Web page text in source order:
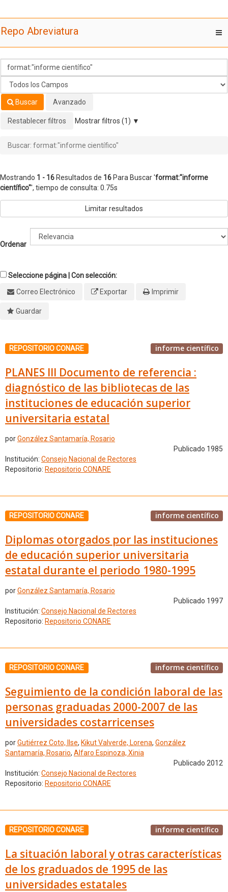
científico"'
Repo Abreviatura
Buscar Avanzado
Restablecer filtros Mostrar filtros (1)
Buscar: format:"informe científico"
Mostrando 1 - 16 Resultados de 16 Para Buscar 'format:"informe
científico"', tiempo de consulta: 0.75s
Limitar resultados
Ordenar
Seleccione página | Con selección:
Correo Electrónico
Exportar Imprimir
Guardar
REPOSITORIO CONARE informe científico
PLANES III Documento de referencia :
diagnóstico de las bibliotecas de las
instituciones de educación superior
universitaria estatal
porGonzález Santamaría, Rosario
Publicado 1985
Institución: Consejo Nacional de Rectores
Repositorio: Repositorio CONARE
REPOSITORIO CONARE informe científico
Diplomas otorgados por las instituciones
de educación superior universitaria
estatal durante el periodo 1980-1995
porGonzález Santamaría, Rosario
Publicado 1997
Institución: Consejo Nacional de Rectores
Repositorio: Repositorio CONARE
REPOSITORIO CONARE informe científico
Seguimiento de la condición laboral de las
personas graduadas 2000-2007 de las
universidades costarricenses
porGutiérrez Coto, Ilse, Kikut Valverde, Lorena, González
Santamaría, Rosario, Alfaro Espinoza, Xinia
Publicado 2012
Institución: Consejo Nacional de Rectores
Repositorio: Repositorio CONARE
REPOSITORIO CONARE informe científico
La situación laboral y otras características
de los graduados de 1995 de las
universidades estatales